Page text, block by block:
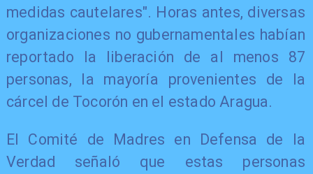
medidas cautelares". Horas antes, diversas
organizaciones no gubernamentales habían
reportado la liberación de al menos 87
personas, la mayoría provenientes de la
cárcel de Tocorón en el estado Aragua.
El Comité de Madres en Defensa de la
Verdad señaló que estas personas